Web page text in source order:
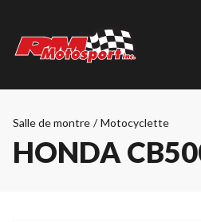
Salle de montre / Motocyclette
HONDA